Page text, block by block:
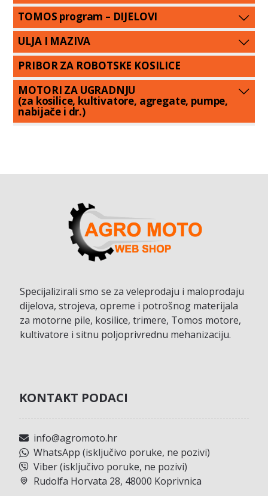
TOMOS program – DIJELOVI
ULJA I MAZIVA
PRIBOR ZA ROBOTSKE KOSILICE
MOTORI ZA UGRADNJU
(za kosilice, kultivatore, agregate, pumpe,
nabijače i dr.)
Specijalizirali smo se za veleprodaju i maloprodaju
dijelova, strojeva, opreme i potrošnog materijala
za motorne pile, kosilice, trimere, Tomos motore,
kultivatore i sitnu poljoprivrednu mehanizaciju.
KONTAKT PODACI
info@agromoto.hr
WhatsApp (isključivo poruke, ne pozivi)
Viber (isključivo poruke, ne pozivi)
Rudolfa Horvata 28, 48000 Koprivnica